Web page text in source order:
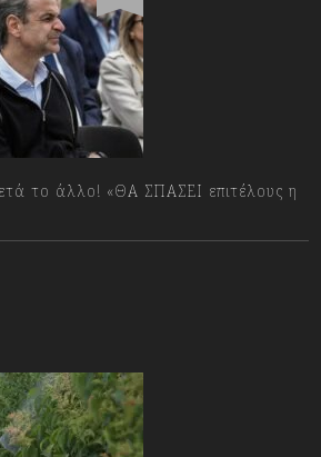
το άλλο! «ΘΑ ΣΠΑΣΕΙ επιτέλους η